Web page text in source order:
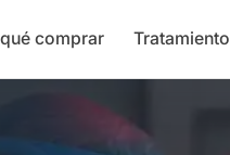
comprar Tratamiento